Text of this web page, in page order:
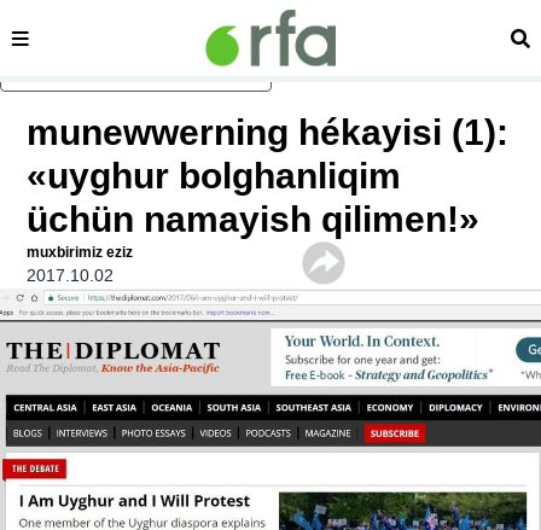
asasliq mezmungha atlang
sehipe
munewwerning hékayisi (1):
«uyghur bolghanliqim
üchün namayish qilimen!»
muxbirimiz eziz
2017.10.02